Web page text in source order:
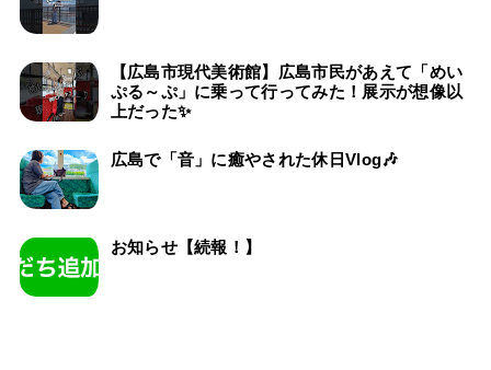
【広島市現代美術館】広島市民があえて「めい
ぷる～ぷ」に乗って行ってみた！展示が想像以
上だった✨
広島で「音」に癒やされた休日Vlog🎶
お知らせ【続報！】